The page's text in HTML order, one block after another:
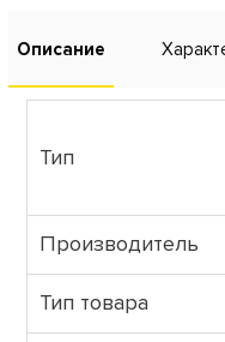
Описание
Тип
Производитель
Тип товара